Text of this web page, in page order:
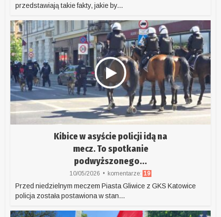
przedstawiają takie fakty, jakie by...
Kibice w asyście policji idą na
mecz. To spotkanie
podwyższonego...
10/05/2026 komentarze: 19
Przed niedzielnym meczem Piasta Gliwice z GKS Katowice
policja została postawiona w stan...